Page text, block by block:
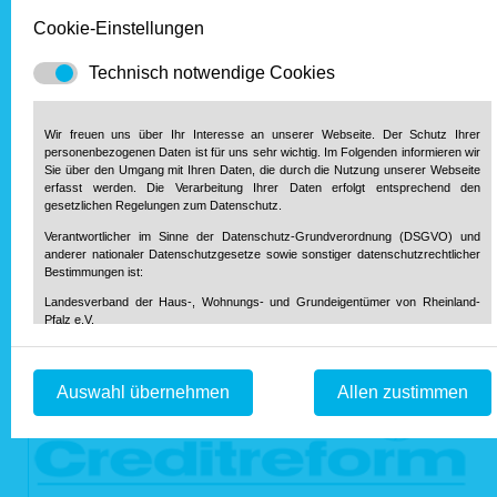
Cookie-Einstellungen
Technisch notwendige Cookies
Wir freuen uns über Ihr Interesse an unserer Webseite. Der Schutz Ihrer
personenbezogenen Daten ist für uns sehr wichtig. Im Folgenden informieren wir
Sie über den Umgang mit Ihren Daten, die durch die Nutzung unserer Webseite
erfasst werden. Die Verarbeitung Ihrer Daten erfolgt entsprechend den
gesetzlichen Regelungen zum Datenschutz.
Verantwortlicher im Sinne der Datenschutz-Grundverordnung (DSGVO) und
anderer nationaler Datenschutzgesetze sowie sonstiger datenschutzrechtlicher
Bestimmungen ist:
Landesverband der Haus-, Wohnungs- und Grundeigentümer von Rheinland-
Pfalz e.V.
Telefon: 0 61 31 / 61 97 20
Telefax: 0 61 31 / 61 98 68
info@hausundgrund-rlp.de
1. Bereitstellung der Webseite und Speicherung in Logfiles
Bei Aufruf unserer Webseite ist es technisch notwendig, dass über Ihren
Auswahl übernehmen Allen zustimmen